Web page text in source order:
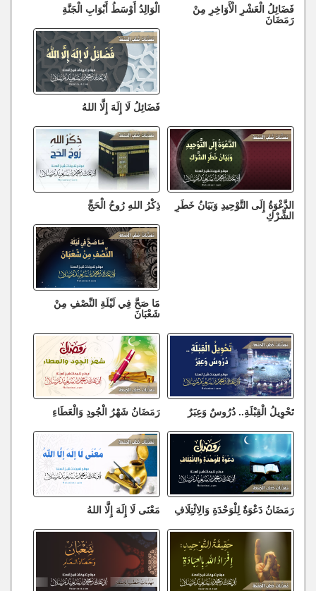
فَضَائِلُ الْعَشْرِ الْأَوَاخِرِ مِنْ
رَمَضَانَ
الْوَالِدُ أَوْسَطُ أَبْوَابِ الْجَنَّةِ
فَضَائِلُ لَا إِلَهَ إِلَّا اللهُ
الدَّعْوَةُ إِلَى التَّوْحِيدِ وَبَيَانُ خَطَرِ
الشِّرْكِ
ذِكْرُ اللهِ رُوحُ الْحَجِّ
مَا صَحَّ فِي لَيْلَةِ النِّصْفِ مِنْ
شَعْبَانَ
تَحْوِيلُ الْقِبْلَةِ.. دُرُوسٌ وَعِبَرٌ رَمَضَانُ شَهْرُ الْجُودِ وَالْعَطَاءِ
رَمَضَانُ دَعْوَةٌ لِلْوَحْدَةِ وَالِائْتِلَافِ مَعْنَى لَا إِلَهَ إِلَّا اللهُ